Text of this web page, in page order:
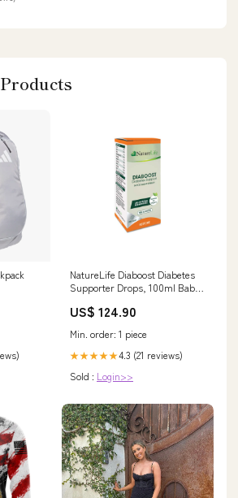
NatureLife Diaboost Diabetes
Supporter Drops, 100ml Baby
US$ 124.90
Min. order: 1 piece
★★★★★4.3 (21 reviews)
Sold : Login>>